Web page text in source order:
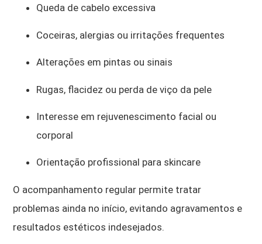
Queda de cabelo excessiva
Coceiras, alergias ou irritações frequentes
Alterações em pintas ou sinais
Rugas, flacidez ou perda de viço da pele
Interesse em rejuvenescimento facial ou
corporal
Orientação profissional para skincare
O acompanhamento regular permite tratar
problemas ainda no início, evitando agravamentos e
resultados estéticos indesejados.